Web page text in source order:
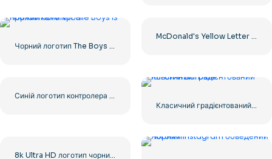
Класичний градієнтований логотип Barbibe